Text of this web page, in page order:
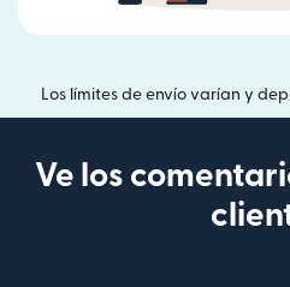
Los límites de envío varían y
Ve los